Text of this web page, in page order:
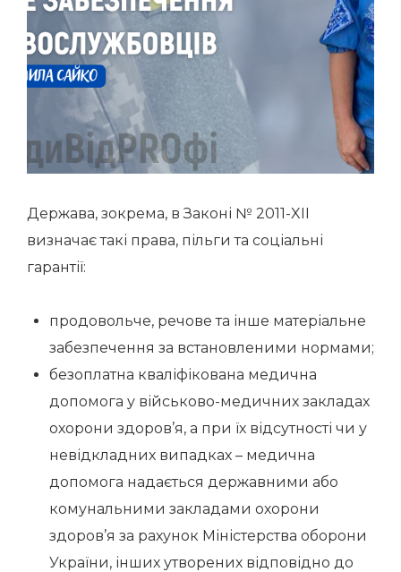
Держава, зокрема, в Законі № 2011-XII
визначає такі права, пільги та соціальні
гарантії:
продовольче, речове та інше матеріальне
забезпечення за встановленими нормами;
безоплатна кваліфікована медична
допомога у військово-медичних закладах
охорони здоров’я, а при їх відсутності чи у
невідкладних випадках – медична
допомога надається державними або
комунальними закладами охорони
здоров’я за рахунок Міністерства оборони
України, інших утворених відповідно до